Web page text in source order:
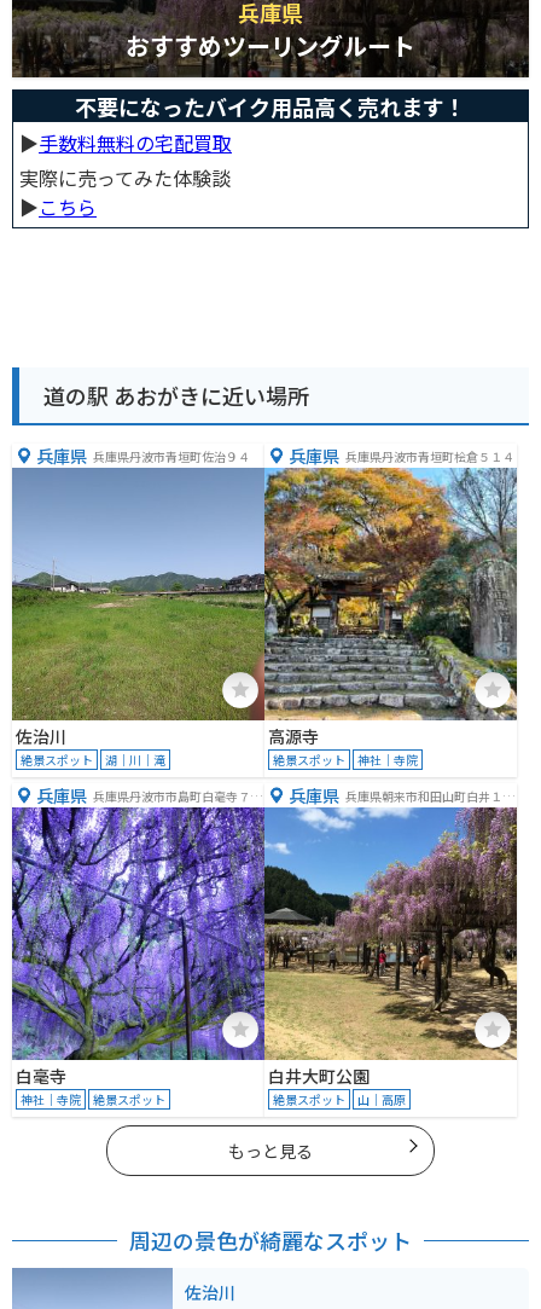
兵庫県
おすすめツーリングルート
不要になったバイク用品高く売れます！
▶︎手数料無料の宅配買取
実際に売ってみた体験談
▶︎こちら
道の駅 あおがきに近い場所
兵庫県 兵庫県丹波市青垣町佐治９４
佐治川
絶景スポット 湖｜川｜滝
兵庫県 兵庫県丹波市青垣町桧倉５１４
高源寺
絶景スポット 神社｜寺院
兵庫県 兵庫県丹波市市島町白毫寺７０
９
白毫寺
神社｜寺院 絶景スポット
兵庫県 兵庫県朝来市和田山町白井１０
０８
白井大町公園
絶景スポット 山｜高原
もっと見る
周辺の景色が綺麗なスポット
佐治川